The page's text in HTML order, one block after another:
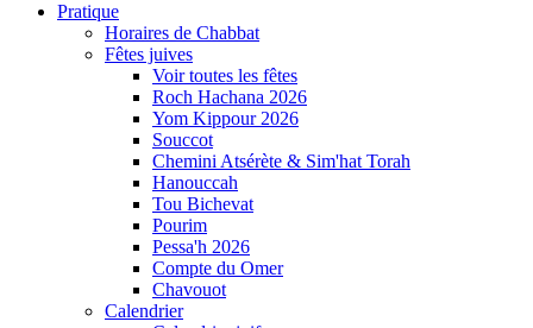
Pratique
Horaires de Chabbat
Fêtes juives
Voir toutes les fêtes
Roch Hachana 2026
Yom Kippour 2026
Souccot
Chemini Atsérète & Sim'hat Torah
Hanouccah
Tou Bichevat
Pourim
Pessa'h 2026
Compte du Omer
Chavouot
Calendrier